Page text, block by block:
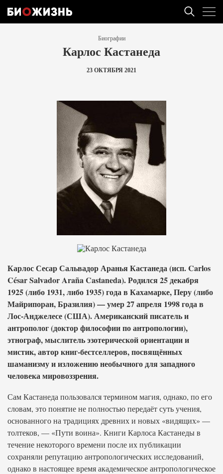
Биографии
Карлос Кастанеда
23 ОКТЯБРЯ 2021
Карлос Сесар Сальвадор Аранья Кастанеда (исп. Carlos
César Salvador Araña Castaneda). Родился 25 декабря
1925 (либо 1931, либо 1935) года в Кахамарке, Перу (либо
Майрипоран, Бразилия) — умер 27 апреля 1998 года в
Лос-Анджелесе (США). Американский писатель и
антрополог (доктор философии по антропологии),
этнограф, мыслитель эзотерической ориентации и
мистик, автор книг-бестселлеров, посвящённых
шаманизму и изложению необычного для западного
человека мировоззрения.
Сам Кастанеда пользовался термином магия, однако, по его
словам, это понятие не полностью передаёт суть учения,
основанного на традициях древних и новых «видящих» —
толтеков, — «Пути воина». Книги Карлоса Кастанеды в
течение некоторого времени после их публикации
сохраняли репутацию антропологических исследований,
однако в настоящее время академическое антропологическое